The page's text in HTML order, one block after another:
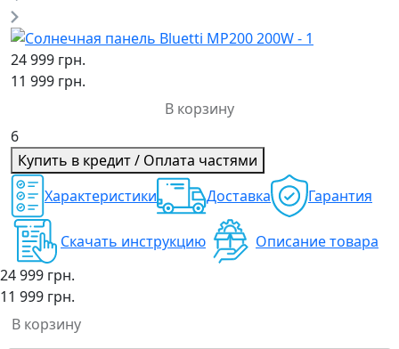
24 999 грн.
11 999 грн.
В корзину
6
Купить в кредит / Оплата частями
Характеристики
Доставка Гарантия
Скачать инструкцию
Описание товара
24 999 грн.
11 999 грн.
В корзину